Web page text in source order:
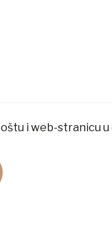
i web-stranicu